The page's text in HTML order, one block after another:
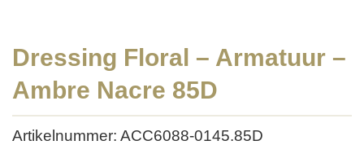
Dressing Floral – Armatuur –
Ambre Nacre 85D
Artikelnummer: ACC6088-0145.85D